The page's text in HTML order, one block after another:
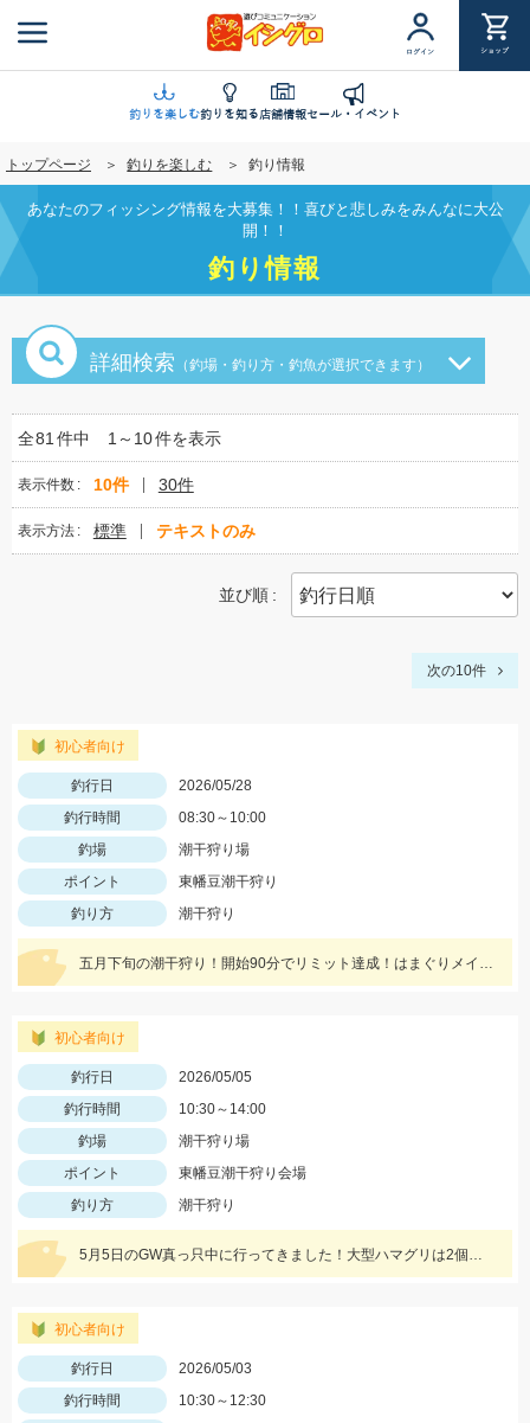
ン
に
移
動
ログイン ショップ
釣りを楽しむ釣りを知る店舗情報セール・イベント
トップページ 釣りを楽しむ 釣り情報
あなたのフィッシング情報を大募集！！喜びと悲しみをみんなに大公
開！！
釣り情報
詳細検索 （釣場・釣り方・釣魚が選択できます）
全81 件中 1～10件を表示
表示件数 10件 30件
表示方法 標準 テキストのみ
並び順
次の10件
初心者向け
釣行日
2026/05/28
釣行時間
08:30～10:00
釣場
潮干狩り場
ポイント
東幡豆潮干狩り
釣り方
潮干狩り
五月下旬の潮干狩り！開始90分でリミット達成！はまぐりメインで中型～大型が混ざりました！まだまだ好調ですよ！
初心者向け
釣行日
2026/05/05
釣行時間
10:30～14:00
釣場
潮干狩り場
ポイント
東幡豆潮干狩り会場
釣り方
潮干狩り
5月5日のGW真っ只中に行ってきました！大型ハマグリは2個、あとは中型とアサリが獲れました。早い段階でリミット達成できたので、サイズアップの入れ替えをするくらいとれたので、まだまだ潮干狩り楽しめますね！
初心者向け
釣行日
2026/05/03
釣行時間
10:30～12:30